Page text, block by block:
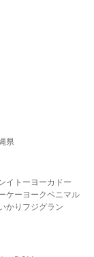
県
イトーヨーカドー
ケー ヨークベニマル
かり フジグラン